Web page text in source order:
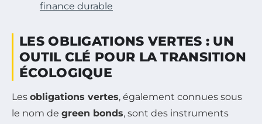
finance durable
LES OBLIGATIONS VERTES : UN
OUTIL CLÉ POUR LA TRANSITION
ÉCOLOGIQUE
Les obligations vertes, également connues sous
le nom de green bonds, sont des instruments